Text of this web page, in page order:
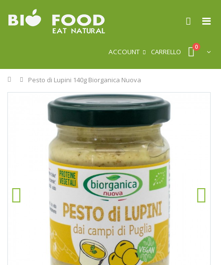
ACCOUNT CARRELLO
0
Home
Pesto di Lupini 140g Biorganica Nuova